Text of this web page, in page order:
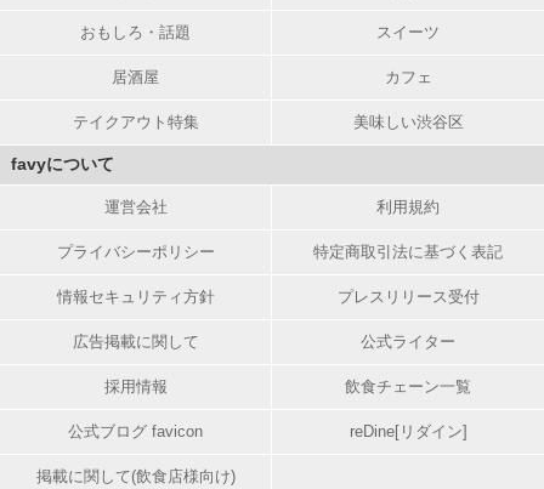
おもしろ・話題 スイーツ
居酒屋 カフェ
テイクアウト特集 美味しい渋谷区
favyについて
運営会社 利用規約
プライバシーポリシー 特定商取引法に基づく表記
情報セキュリティ方針 プレスリリース受付
広告掲載に関して 公式ライター
採用情報 飲食チェーン一覧
公式ブログ favicon reDine[リダイン]
掲載に関して(飲食店様向け)